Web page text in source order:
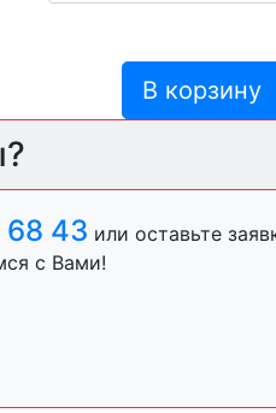
В корзину
68 43 или оставьте
с Вами!